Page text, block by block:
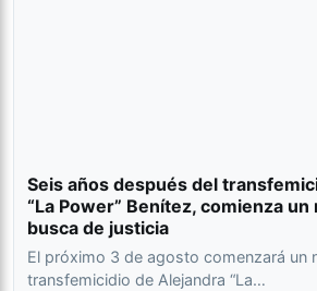
Seis años después del
“La Power” Benítez, comienza
busca de justicia
El próximo 3 de agosto comenzará un
transfemicidio de Alejandra “La…